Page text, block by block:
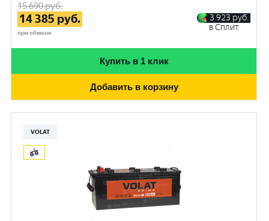
15 690руб.
14 385 руб.
при обмене
3 923 руб.
в Сплит
Купить в 1 клик
Добавить в корзину
VOLAT